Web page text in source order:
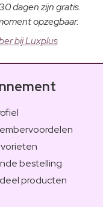
dagen zijn gratis.
opzegbaar.
bij Luxplus
bestelling
producten